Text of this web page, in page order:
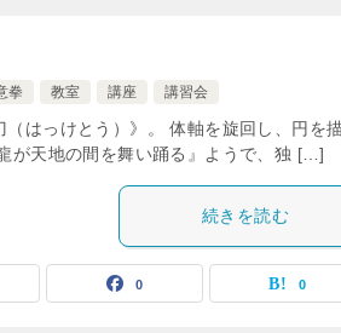
拳 教室 講座 講習会
はっけとう）》。 体軸を旋回し、円を
が天地の間を舞い踊る』ようで、独 […]
続きを読む
0 0